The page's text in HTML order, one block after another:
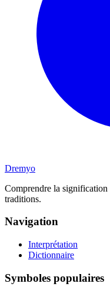
Dremyo
Comprendre la signification
traditions.
Navigation
Interprétation
Dictionnaire
Symboles populaires